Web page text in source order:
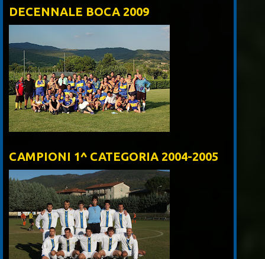
DECENNALE BOCA 2009
CAMPIONI 1^ CATEGORIA 2004-2005